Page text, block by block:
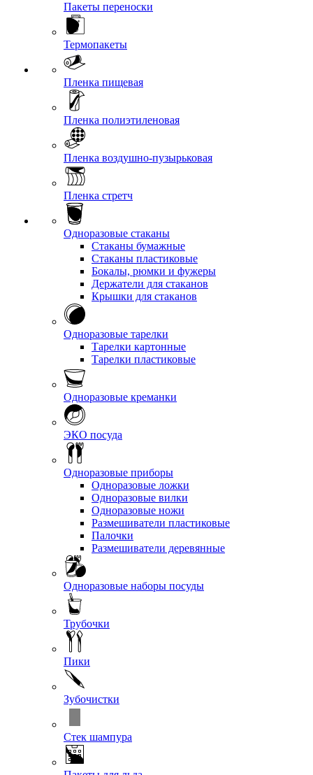
Пакеты переноски
Термопакеты
Пленка пищевая
Пленка полиэтиленовая
Пленка воздушно-пузырьковая
Пленка стретч
Одноразовые стаканы
Стаканы бумажные
Стаканы пластиковые
Бокалы, рюмки и фужеры
Держатели для стаканов
Крышки для стаканов
Одноразовые тарелки
Тарелки картонные
Тарелки пластиковые
Одноразовые креманки
ЭКО посуда
Одноразовые приборы
Одноразовые ложки
Одноразовые вилки
Одноразовые ножи
Размешиватели пластиковые
Палочки
Размешиватели деревянные
Одноразовые наборы посуды
Трубочки
Пики
Зубочистки
Стек шампура